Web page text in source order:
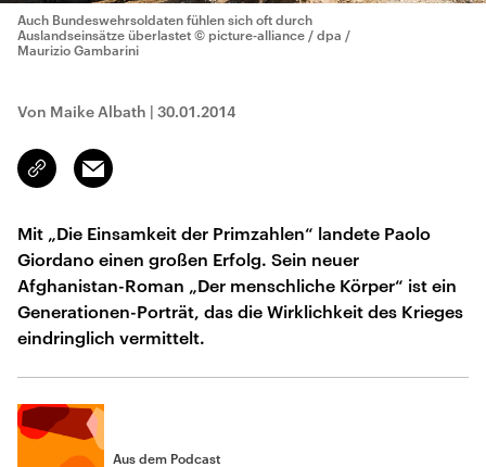
Auch Bundeswehrsoldaten fühlen sich oft durch
Auslandseinsätze überlastet © picture-alliance / dpa /
Maurizio Gambarini
Von Maike Albath | 30.01.2014
Link
kopieren/teilen
Email
Mit „Die Einsamkeit der Primzahlen“ landete Paolo
Giordano einen großen Erfolg. Sein neuer
Afghanistan-Roman „Der menschliche Körper“ ist ein
Generationen-Porträt, das die Wirklichkeit des Krieges
eindringlich vermittelt.
Aus dem Podcast